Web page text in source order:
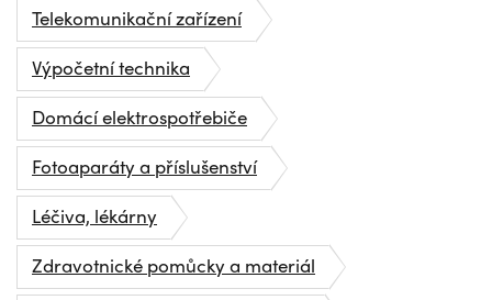
Telekomunikační zařízení
Výpočetní technika
Domácí elektrospotřebiče
Fotoaparáty a příslušenství
Léčiva, lékárny
Zdravotnické pomůcky a materiál